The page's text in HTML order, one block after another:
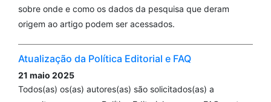
sobre onde e como os dados da pesquisa que deram
origem ao artigo podem ser acessados.
Atualização da Política Editorial e FAQ
21 maio 2025
Todos(as) os(as) autores(as) são solicitados(as) a